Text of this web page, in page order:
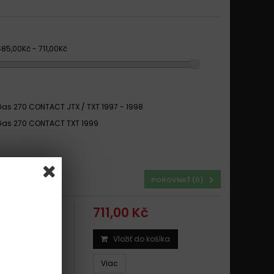
- 711,00Kč
270 CONTACT JTX / TXT 1997 - 1998
270 CONTACT TXT 1999
POROVNAŤ (0)
711,00 Kč
Vložiť do košíka
Viac